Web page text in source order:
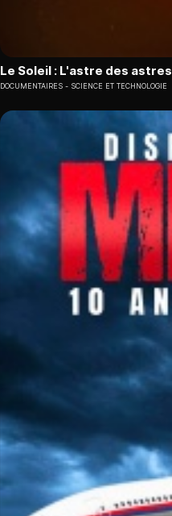
Le Soleil : L'astre des astres
DOCUMENTAIRES SCIENCE ET TECHNOLOGIE